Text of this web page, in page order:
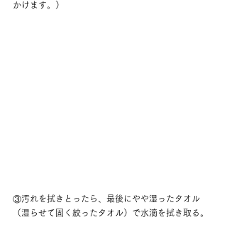
かけます。）
③汚れを拭きとったら、最後にやや湿ったタオル
（湿らせて固く絞ったタオル）で水滴を拭き取る。